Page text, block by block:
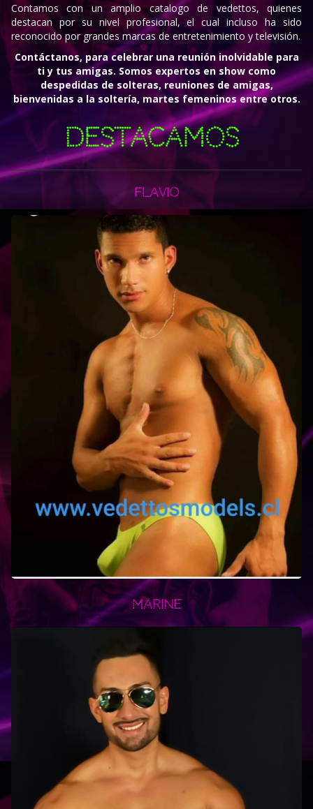
Contamos con un amplio catalogo de vedettos, quienes
destacan por su nivel profesional, el cual incluso ha sido
reconocido por grandes marcas de entretenimiento y televisión.
Contáctanos, para celebrar una reunión inolvidable para
ti y tus amigas. Somos expertos en show como
despedidas de solteras, reuniones de amigas,
bienvenidas a la soltería, martes femeninos entre otros.
Destacamos
Flavio
Marine